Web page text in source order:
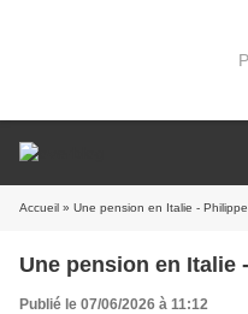
Accueil » Une pension en Italie -
Une pension en Italie
Publié le 07/06/2026 à 11:12